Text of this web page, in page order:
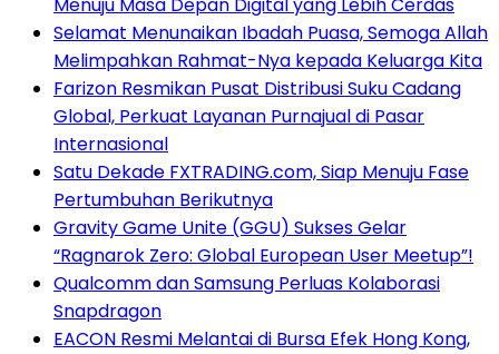
Selamat Menunaikan Ibadah Puasa, Semoga Allah
Melimpahkan Rahmat-Nya kepada Keluarga Kita
Farizon Resmikan Pusat Distribusi Suku Cadang
Global, Perkuat Layanan Purnajual di Pasar
Internasional
Satu Dekade FXTRADING.com, Siap Menuju Fase
Pertumbuhan Berikutnya
Gravity Game Unite (GGU) Sukses Gelar
“Ragnarok Zero: Global European User Meetup”!
Qualcomm dan Samsung Perluas Kolaborasi
Snapdragon
EACON Resmi Melantai di Bursa Efek Hong Kong,